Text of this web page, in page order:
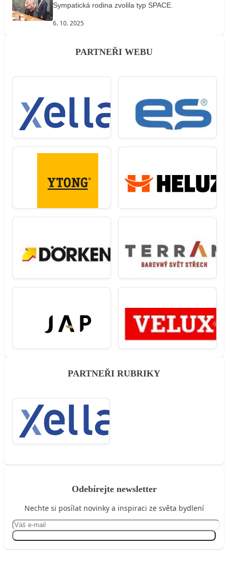
Sympatická rodina zvolila typ SPACE.
6. 10. 2025
PARTNEŘI WEBU
PARTNEŘI RUBRIKY
Odebírejte newsletter
Nechte si posílat novinky a inspiraci ze světa bydlení